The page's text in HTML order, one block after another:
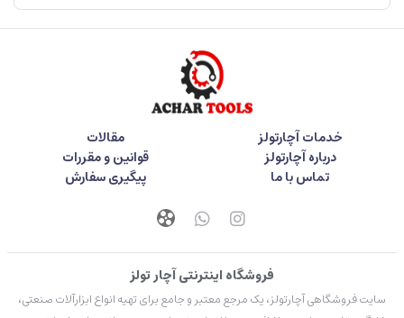
خدمات آچارتولز
مقالات
درباره آچارتولز
قوانین و مقررات
تماس با ما
پیگیری سفارش
فروشگاه اینترنتی آچار تولز
سایت فروشگاهی آچارتولز، یک مرجع معتبر و جامع برای تهیه انواع ابزارآلات صنعتی،